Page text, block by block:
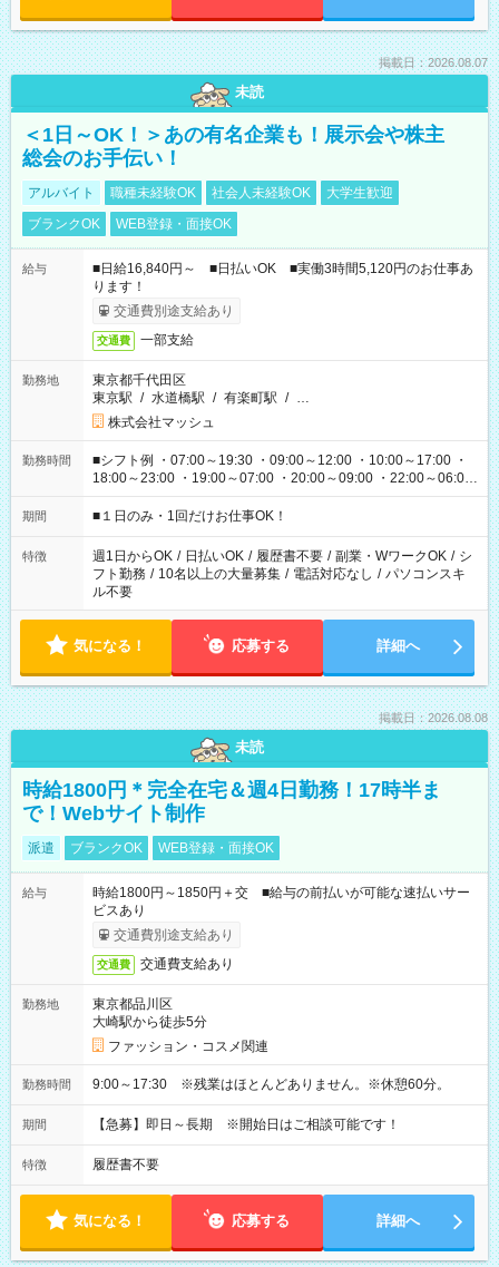
掲載日：2026.08.07
未読
＜1日～OK！＞あの有名企業も！展示会や株主
総会のお手伝い！
アルバイト 職種未経験OK 社会人未経験OK
大学生歓迎
ブランクOK
WEB登録・面接OK
給与
■日給16,840円～ ■日払いOK ■実働3時間5,120円のお仕事あ
ります！
交通費別途支給あり
交通費 一部支給
勤務地
東京都千代田区
東京駅 / 水道橋駅 / 有楽町駅 / …
株式会社マッシュ
勤務時間
■シフト例 ・07:00～19:30 ・09:00～12:00 ・10:00～17:00 ・
18:00～23:00 ・19:00～07:00 ・20:00～09:00 ・22:00～06:00
etc ★最短で3時間で5,120円のお仕事から 15時間で2万円近く稼
げるお仕事も！ ご希望のお時間に合わせてご紹介！ ※シフトは
ください！
期間 ■１日のみ・1回だけお仕事OK！
特徴 週1日からOK / 日払いOK / 履歴書不要 / 副業・WワークOK / シ
フト勤務 / 10名以上の大量募集 / 電話対応なし / パソコンスキ
ル不要
気になる！ 応募する 詳細へ
掲載日：2026.08.08
未読
時給1800円＊完全在宅＆週4日勤務！17時半ま
で！Webサイト制作
派遣 ブランクOK WEB登録・面接OK
給与
時給1800円～1850円＋交 ■給与の前払いが可能な速払いサー
ビスあり
交通費別途支給あり
交通費 交通費支給あり
勤務地
東京都品川区
大崎駅から徒歩5分
ファッション・コスメ関連
勤務時間 9:00～17:30 ※残業はほとんどありません。※休憩60分。
期間 【急募】即日～長期 ※開始日はご相談可能です！
特徴 履歴書不要
気になる！ 応募する 詳細へ